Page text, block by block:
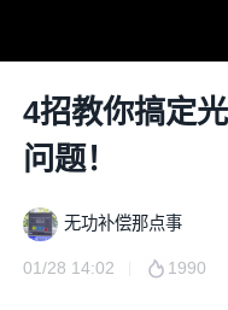
4招教你搞定
问题！
无功补偿那点事
01/28 14:02 1990